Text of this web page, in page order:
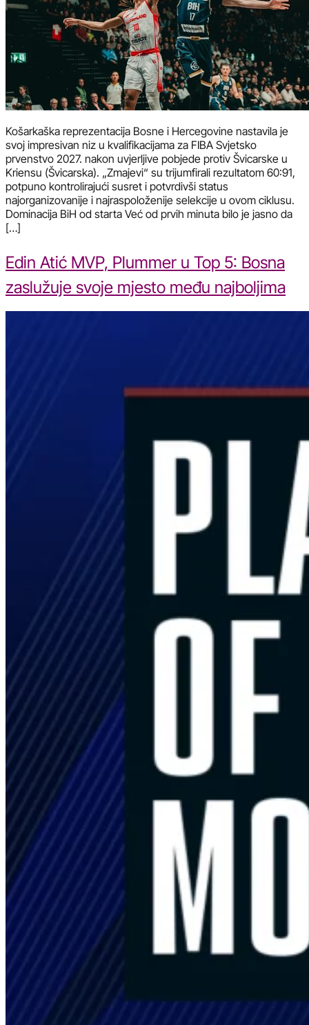
Košarkaška reprezentacija Bosne i Hercegovine nastavila je
svoj impresivan niz u kvalifikacijama za FIBA Svjetsko
prvenstvo 2027. nakon uvjerljive pobjede protiv Švicarske u
Kriensu (Švicarska). „Zmajevi“ su trijumfirali rezultatom 60:91,
potpuno kontrolirajući susret i potvrdivši status
najorganizovanije i najraspoloženije selekcije u ovom ciklusu.
Dominacija BiH od starta Već od prvih minuta bilo je jasno da
[…]
Edin Atić MVP, Plummer u Top 5: Bosna
zaslužuje svoje mjesto među najboljima